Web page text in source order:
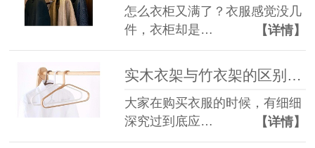
怎么衣柜又满了？衣服感觉没几
件，衣柜却是…
【详情】
实木衣架与竹衣架的区别。细处见真章【华恩衣架】
大家在购买衣服的时候，有细细
深究过到底应…
【详情】